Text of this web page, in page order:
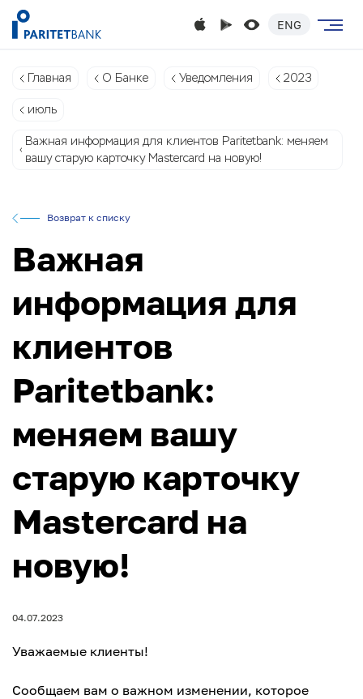
ENG
Главная О Банке Уведомления 2023
июль
Важная информация для клиентов Paritetbank: меняем
вашу старую карточку Mastercard на новую!
Возврат к списку
Важная
информация для
клиентов
Paritetbank:
меняем вашу
старую карточку
Mastercard на
новую!
04.07.2023
Уважаемые клиенты!
Сообщаем вам о важном изменении, которое